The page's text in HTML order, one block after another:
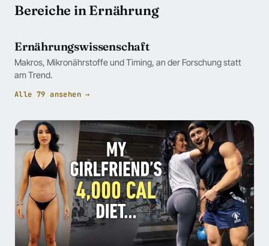
Bereiche in Ernährung
Ernährungswissenschaft
Makros, Mikronährstoffe und Timing, an der Forschung statt
am Trend.
Alle 79 ansehen →